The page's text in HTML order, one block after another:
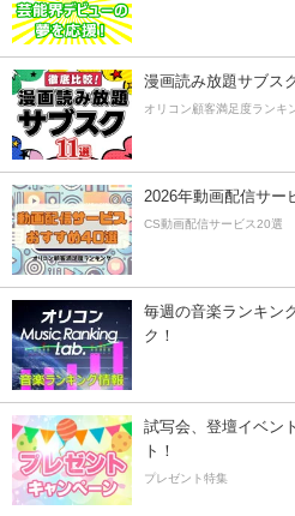
漫画読み放題サブス
オリコン顧客満足度ランキ
2026年動画配信サー
CS動画配信サービス20選
毎週の音楽ランキン
ク！
試写会、登壇イベン
ト！
プレゼント特集